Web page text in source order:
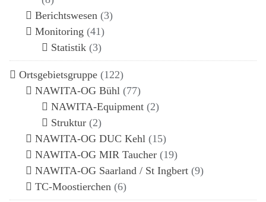
Berichtswesen (3)
Monitoring (41)
Statistik (3)
Ortsgebietsgruppe (122)
NAWITA-OG Bühl (77)
NAWITA-Equipment (2)
Struktur (2)
NAWITA-OG DUC Kehl (15)
NAWITA-OG MIR Taucher (19)
NAWITA-OG Saarland / St Ingbert (9)
TC-Moostierchen (6)